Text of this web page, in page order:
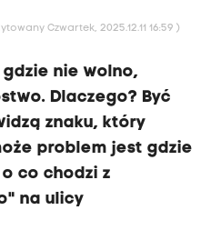
Czwartek, 2025.12.11 16:59 )
nie wolno,
Dlaczego? Być
znaku, który
problem jest gdzie
co chodzi z
na ulicy